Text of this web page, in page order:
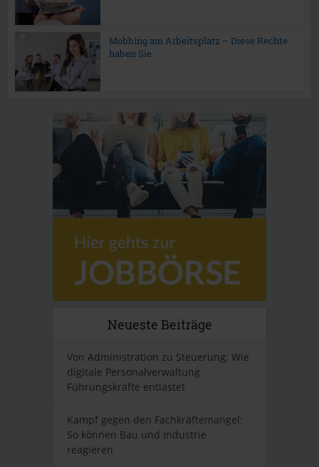
Mobbing am Arbeitsplatz – Diese Rechte
haben Sie
Neueste Beiträge
Von Administration zu Steuerung: Wie
digitale Personalverwaltung
Führungskräfte entlastet
Kampf gegen den Fachkräftemangel:
So können Bau und Industrie
reagieren